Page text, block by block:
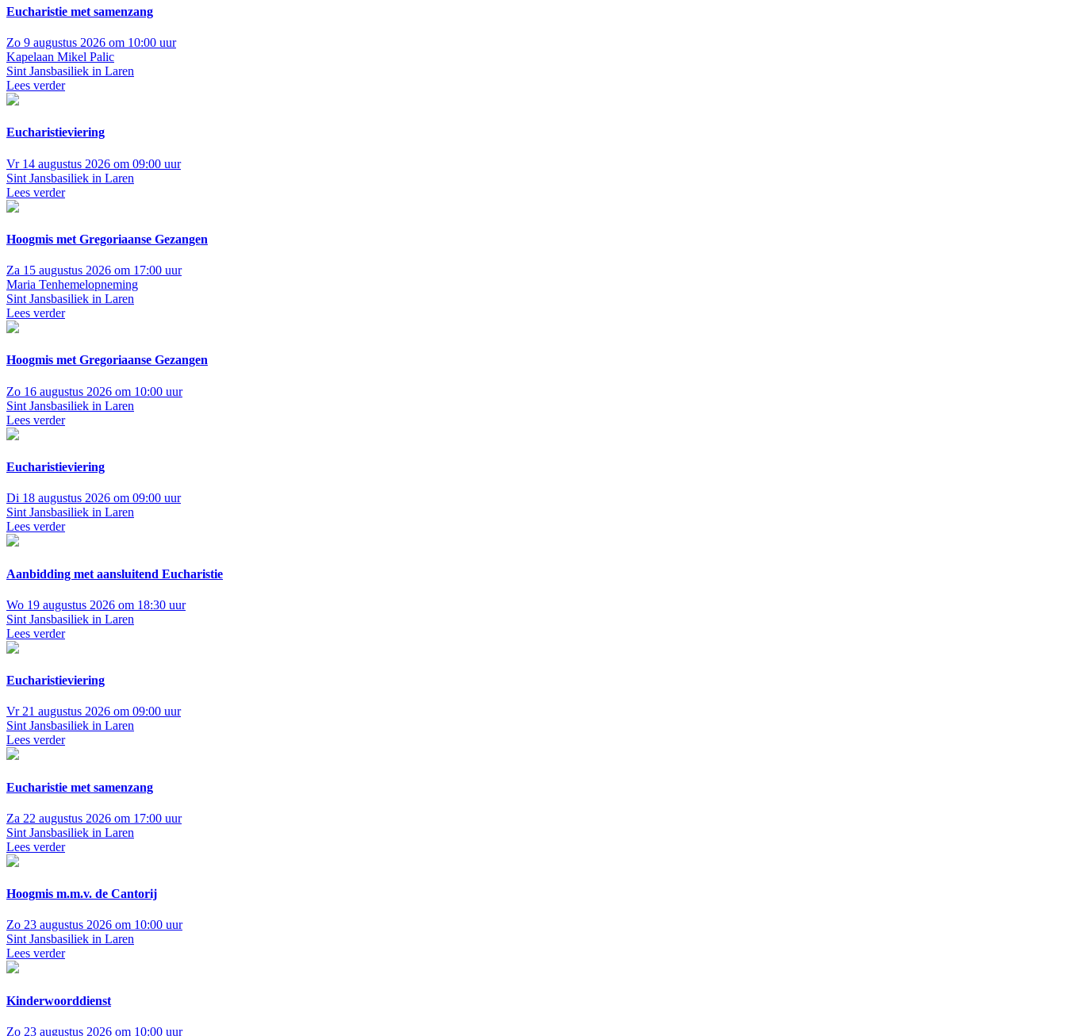
Eucharistie met samenzang
Zo 9 augustus 2026 om 10:00 uur
Kapelaan Mikel Palic
Sint Jansbasiliek in Laren
Lees verder
Eucharistieviering
Vr 14 augustus 2026 om 09:00 uur
Sint Jansbasiliek in Laren
Lees verder
Hoogmis met Gregoriaanse Gezangen
Za 15 augustus 2026 om 17:00 uur
Maria Tenhemelopneming
Sint Jansbasiliek in Laren
Lees verder
Hoogmis met Gregoriaanse Gezangen
Zo 16 augustus 2026 om 10:00 uur
Sint Jansbasiliek in Laren
Lees verder
Eucharistieviering
Di 18 augustus 2026 om 09:00 uur
Sint Jansbasiliek in Laren
Lees verder
Aanbidding met aansluitend Eucharistie
Wo 19 augustus 2026 om 18:30 uur
Sint Jansbasiliek in Laren
Lees verder
Eucharistieviering
Vr 21 augustus 2026 om 09:00 uur
Sint Jansbasiliek in Laren
Lees verder
Eucharistie met samenzang
Za 22 augustus 2026 om 17:00 uur
Sint Jansbasiliek in Laren
Lees verder
Hoogmis m.m.v. de Cantorij
Zo 23 augustus 2026 om 10:00 uur
Sint Jansbasiliek in Laren
Lees verder
Kinderwoorddienst
Zo 23 augustus 2026 om 10:00 uur